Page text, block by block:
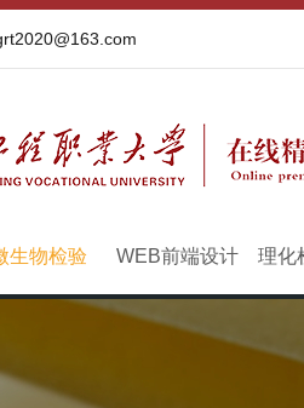
生物检验 WEB前端设计 理化